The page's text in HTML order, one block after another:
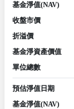
基金淨值(NAV)
收盤市價
折溢價
基金淨資產價值
單位總數
預估淨值日期
基金淨值(NAV)